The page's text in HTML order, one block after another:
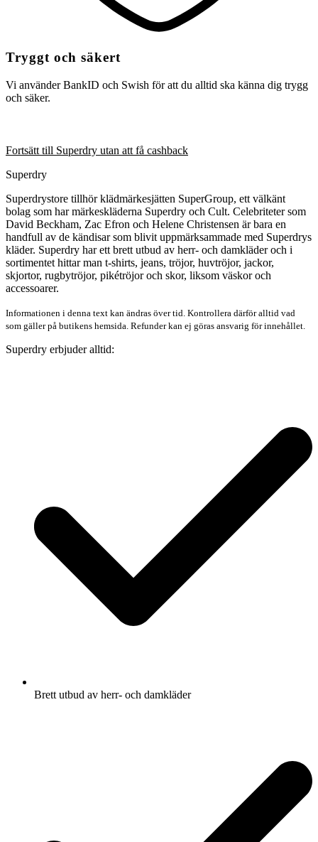
Tryggt och säkert
Vi använder BankID och Swish för att du alltid ska känna dig trygg
och säker.
Fortsätt till Superdry utan att få cashback
Superdry
Superdrystore tillhör klädmärkesjätten SuperGroup, ett välkänt
bolag som har märkeskläderna Superdry och Cult. Celebriteter som
David Beckham, Zac Efron och Helene Christensen är bara en
handfull av de kändisar som blivit uppmärksammade med Superdrys
kläder. Superdry har ett brett utbud av herr- och damkläder och i
sortimentet hittar man t-shirts, jeans, tröjor, huvtröjor, jackor,
skjortor, rugbytröjor, pikétröjor och skor, liksom väskor och
accessoarer.
Informationen i denna text kan ändras över tid. Kontrollera därför alltid vad
som gäller på butikens hemsida. Refunder kan ej göras ansvarig för innehållet.
Superdry erbjuder alltid:
Brett utbud av herr- och damkläder